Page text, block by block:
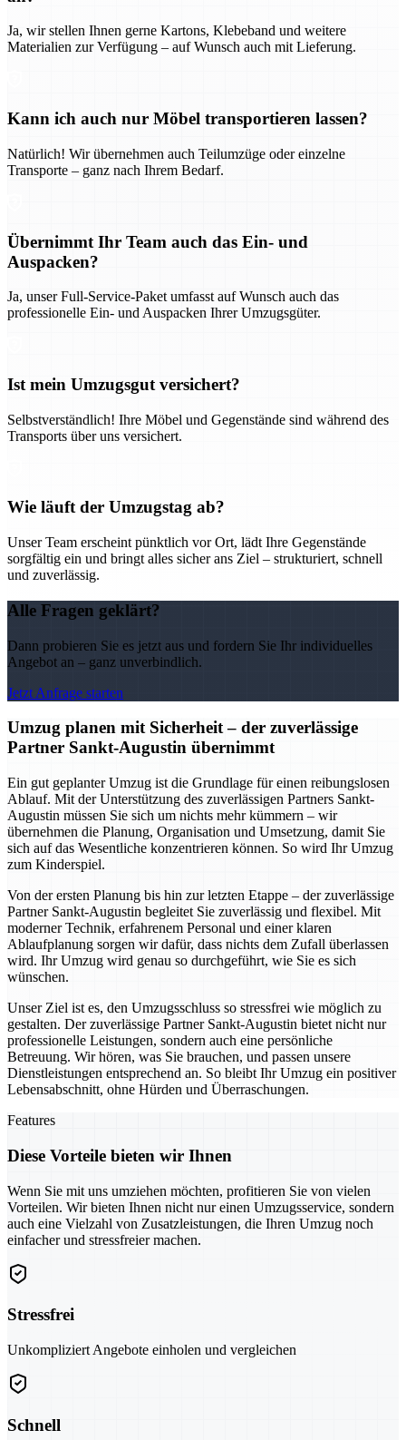
Ja, wir stellen Ihnen gerne Kartons, Klebeband und weitere
Materialien zur Verfügung – auf Wunsch auch mit Lieferung.
Kann ich auch nur Möbel transportieren lassen?
Natürlich! Wir übernehmen auch Teilumzüge oder einzelne
Transporte – ganz nach Ihrem Bedarf.
Übernimmt Ihr Team auch das Ein- und
Auspacken?
Ja, unser Full-Service-Paket umfasst auf Wunsch auch das
professionelle Ein- und Auspacken Ihrer Umzugsgüter.
Ist mein Umzugsgut versichert?
Selbstverständlich! Ihre Möbel und Gegenstände sind während des
Transports über uns versichert.
Wie läuft der Umzugstag ab?
Unser Team erscheint pünktlich vor Ort, lädt Ihre Gegenstände
sorgfältig ein und bringt alles sicher ans Ziel – strukturiert, schnell
und zuverlässig.
Alle Fragen geklärt?
Dann probieren Sie es jetzt aus und fordern Sie Ihr individuelles
Angebot an – ganz unverbindlich.
Jetzt Anfrage starten
Umzug planen mit Sicherheit – der zuverlässige
Partner Sankt-Augustin übernimmt
Ein gut geplanter Umzug ist die Grundlage für einen reibungslosen
Ablauf. Mit der Unterstützung des zuverlässigen Partners Sankt-
Augustin müssen Sie sich um nichts mehr kümmern – wir
übernehmen die Planung, Organisation und Umsetzung, damit Sie
sich auf das Wesentliche konzentrieren können. So wird Ihr Umzug
zum Kinderspiel.
Von der ersten Planung bis hin zur letzten Etappe – der zuverlässige
Partner Sankt-Augustin begleitet Sie zuverlässig und flexibel. Mit
moderner Technik, erfahrenem Personal und einer klaren
Ablaufplanung sorgen wir dafür, dass nichts dem Zufall überlassen
wird. Ihr Umzug wird genau so durchgeführt, wie Sie es sich
wünschen.
Unser Ziel ist es, den Umzugsschluss so stressfrei wie möglich zu
gestalten. Der zuverlässige Partner Sankt-Augustin bietet nicht nur
professionelle Leistungen, sondern auch eine persönliche
Betreuung. Wir hören, was Sie brauchen, und passen unsere
Dienstleistungen entsprechend an. So bleibt Ihr Umzug ein positiver
Lebensabschnitt, ohne Hürden und Überraschungen.
Features
Diese Vorteile bieten wir Ihnen
Wenn Sie mit uns umziehen möchten, profitieren Sie von vielen
Vorteilen. Wir bieten Ihnen nicht nur einen Umzugsservice, sondern
auch eine Vielzahl von Zusatzleistungen, die Ihren Umzug noch
einfacher und stressfreier machen.
Stressfrei
Unkompliziert Angebote einholen und vergleichen
Schnell